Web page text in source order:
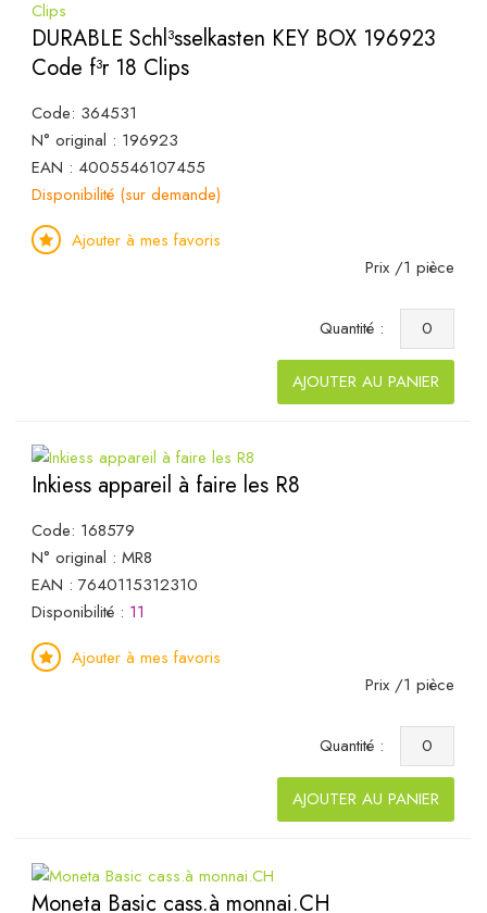
DURABLE Schl³sselkasten KEY BOX 196923
Code f³r 18 Clips
Code: 364531
N° original : 196923
EAN : 4005546107455
Disponibilité (sur demande)
Ajouter à mes favoris
Prix /1 pièce
Quantité :
AJOUTER AU PANIER
Inkiess appareil à faire les R8
Code: 168579
N° original : MR8
EAN : 7640115312310
Disponibilité : 11
Ajouter à mes favoris
Prix /1 pièce
Quantité :
AJOUTER AU PANIER
Moneta Basic cass.à monnai.CH